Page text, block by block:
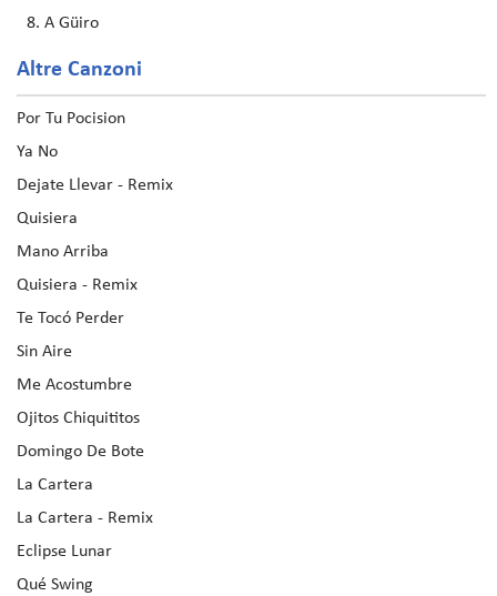
A Güiro
Altre Canzoni
Por Tu Pocision
Ya No
Dejate Llevar - Remix
Quisiera
Mano Arriba
Quisiera - Remix
Te Tocó Perder
Sin Aire
Me Acostumbre
Ojitos Chiquititos
Domingo De Bote
La Cartera
La Cartera - Remix
Eclipse Lunar
Qué Swing